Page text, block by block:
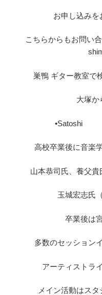
お申し込みを
こちらからもお問い
巣鴨 ギター教室で
大塚か
•Satoshi
高校卒業後に音楽
山本恭司氏、養父貴
玉城宏志氏
卒業後は
多数のセッション
アーティストラ
メイン活動はス